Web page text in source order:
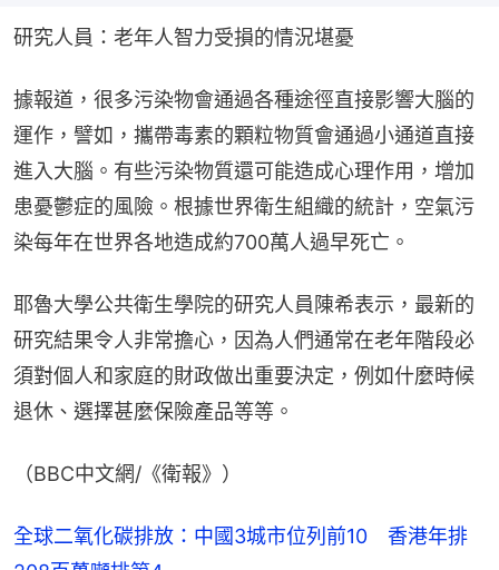
研究人員：老年人智力受損的情況堪憂
據報道，很多污染物會通過各種途徑直接影響大腦的
運作，譬如，攜帶毒素的顆粒物質會通過小通道直接
進入大腦。有些污染物質還可能造成心理作用，增加
患憂鬱症的風險。根據世界衛生組織的統計，空氣污
染每年在世界各地造成約700萬人過早死亡。
耶魯大學公共衛生學院的研究人員陳希表示，最新的
研究結果令人非常擔心，因為人們通常在老年階段必
須對個人和家庭的財政做出重要決定，例如什麼時候
退休、選擇甚麼保險產品等等。
（BBC中文網/《衛報》）
全球二氧化碳排放：中國3城市位列前10 香港年排